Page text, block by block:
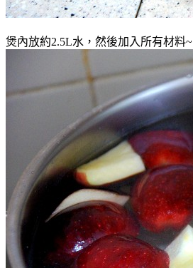
煲內放約2.5L水，然後加入所有材料~